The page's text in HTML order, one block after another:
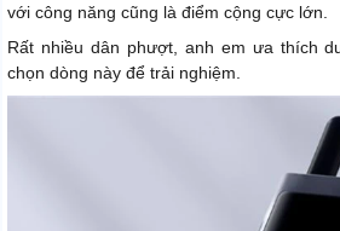
với công năng cũng là điểm cộng cực lớn.
Rất nhiều dân phượt, anh em ưa thích
chọn dòng này để trải nghiệm.